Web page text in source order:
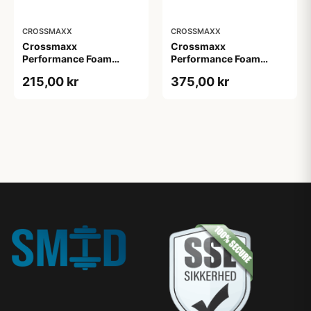
CROSSMAXX
Crossmaxx
Performance Foam
215,00 kr
CROSSMAXX
Crossmaxx
Performance Foam
375,00 kr